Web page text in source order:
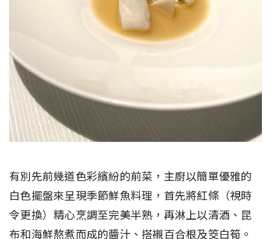
有別先前幾道色彩繽紛的前菜，主廚以簡單優雅的
白色擺盤來呈現季節鮮魚料理，首先將紅條（視時
令更換）精心烹調至完美半熟，再淋上以清酒、昆
布和海鮮熬煮而成的醬汁、搭襯百合根及筊白筍。